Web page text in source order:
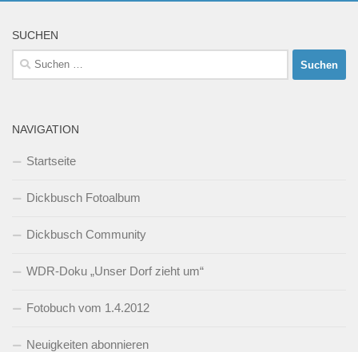
SUCHEN
Suchen
nach:
NAVIGATION
Startseite
Dickbusch Fotoalbum
Dickbusch Community
WDR-Doku „Unser Dorf zieht um“
Fotobuch vom 1.4.2012
Neuigkeiten abonnieren